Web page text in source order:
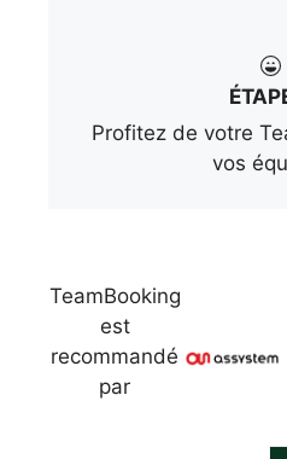
Profitez de votre
vos
TeamBooking
est
recommandé
par